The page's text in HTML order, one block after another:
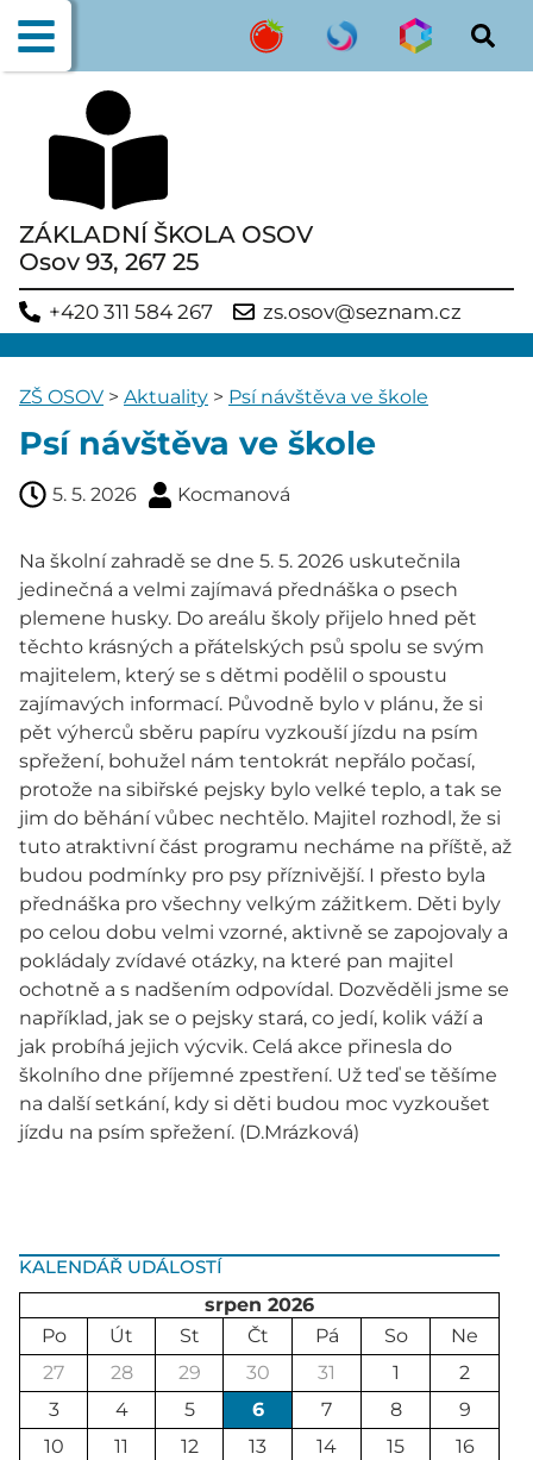
ZÁKLADNÍ ŠKOLA OSOV
Osov 93, 267 25
+420 311 584 267 zs.osov@seznam.cz
KALENDÁŘ UDÁLOSTÍ
srpen 2026
Po
Út St Čt Pá So
Ne
27
28 29 30 31 1
2
3
4 5 6 7 8
9
10
11 12 13 14 15
16
ZŠ OSOV > Aktuality > Psí návštěva ve škole
Psí návštěva ve škole
5. 5. 2026 Kocmanová
Na školní zahradě se dne 5. 5. 2026 uskutečnila
jedinečná a velmi zajímavá přednáška o psech
plemene husky. Do areálu školy přijelo hned pět
těchto krásných a přátelských psů spolu se svým
majitelem, který se s dětmi podělil o spoustu
zajímavých informací. Původně bylo v plánu, že si
pět výherců sběru papíru vyzkouší jízdu na psím
spřežení, bohužel nám tentokrát nepřálo počasí,
protože na sibiřské pejsky bylo velké teplo, a tak se
jim do běhání vůbec nechtělo. Majitel rozhodl, že si
tuto atraktivní část programu necháme na příště, až
budou podmínky pro psy příznivější. I přesto byla
přednáška pro všechny velkým zážitkem. Děti byly
po celou dobu velmi vzorné, aktivně se zapojovaly a
pokládaly zvídavé otázky, na které pan majitel
ochotně a s nadšením odpovídal. Dozvěděli jsme se
například, jak se o pejsky stará, co jedí, kolik váží a
jak probíhá jejich výcvik. Celá akce přinesla do
školního dne příjemné zpestření. Už teď se těšíme
na další setkání, kdy si děti budou moc vyzkoušet
jízdu na psím spřežení. (D.Mrázková)